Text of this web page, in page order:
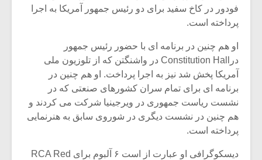
فودور در کاخ سفید برای دو رئیس جمهور آمریکا به اجرا
پرداخته است.
او هم چنین در برنامه ای با حضور رئیس جمهور
درConstitution Hall در واشنگتن که از تلوزیون ملی
آمریکا پخش شد نیز به اجرا پرداخت. او هم چنین در
برنامه ای برای تمام سران کشورهای صنعتی که در
نشست ریاست جمهوری در ویرجینیا شرکت می کردند و
هم چنین در نشست دیگری در شوروی سابق به هنرنمایی
پرداخته است.
دیسکوگرافی او عبارت از است ۶ آلبوم برای RCA Red